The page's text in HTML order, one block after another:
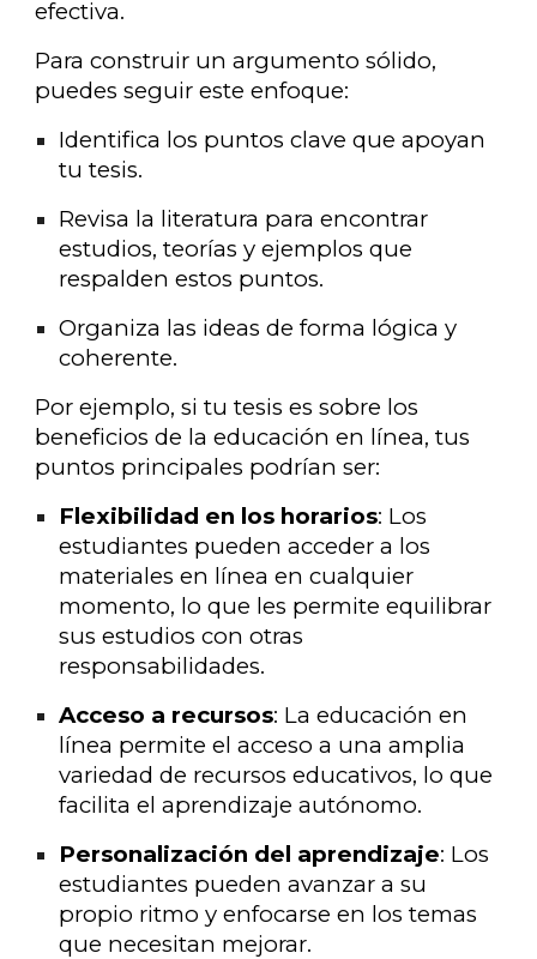
efectiva.
Para construir un argumento sólido,
puedes seguir este enfoque:
Identifica los puntos clave que apoyan
tu tesis.
Revisa la literatura para encontrar
estudios, teorías y ejemplos que
respalden estos puntos.
Organiza las ideas de forma lógica y
coherente.
Por ejemplo, si tu tesis es sobre los
beneficios de la educación en línea, tus
puntos principales podrían ser:
Flexibilidad en los horarios: Los
estudiantes pueden acceder a los
materiales en línea en cualquier
momento, lo que les permite equilibrar
sus estudios con otras
responsabilidades.
Acceso a recursos: La educación en
línea permite el acceso a una amplia
variedad de recursos educativos, lo que
facilita el aprendizaje autónomo.
Personalización del aprendizaje: Los
estudiantes pueden avanzar a su
propio ritmo y enfocarse en los temas
que necesitan mejorar.